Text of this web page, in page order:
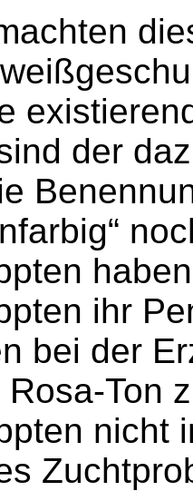
der
ihr
bei der
Ton
nicht